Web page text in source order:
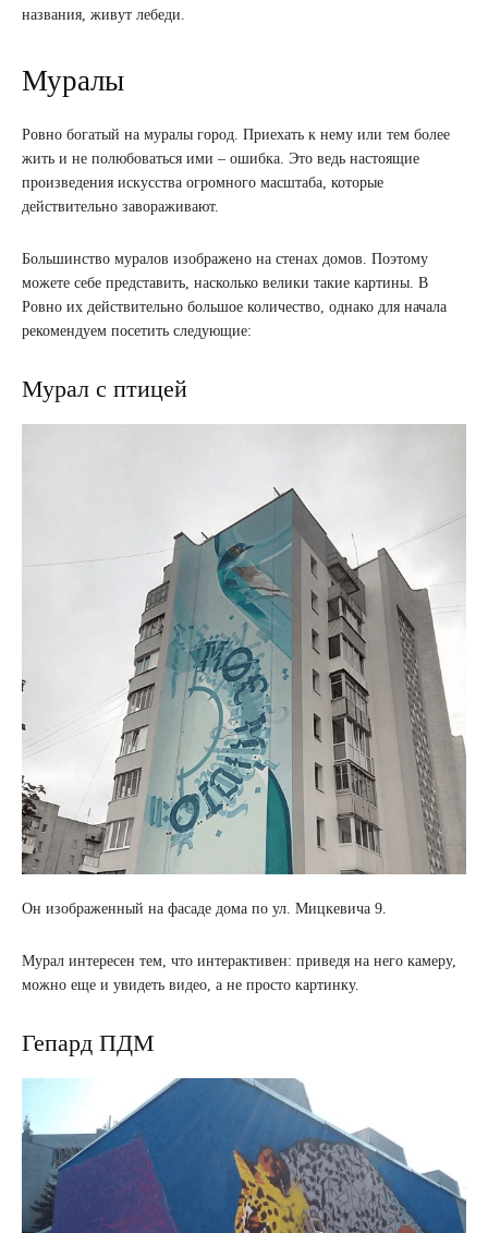
названия, живут лебеди.
Муралы
Ровно богатый на муралы город. Приехать к нему или тем более
жить и не полюбоваться ими – ошибка. Это ведь настоящие
произведения искусства огромного масштаба, которые
действительно завораживают.
Большинство муралов изображено на стенах домов. Поэтому
можете себе представить, насколько велики такие картины. В
Ровно их действительно большое количество, однако для начала
рекомендуем посетить следующие:
Мурал с птицей
Он изображенный на фасаде дома по ул. Мицкевича 9.
Мурал интересен тем, что интерактивен: приведя на него камеру,
можно еще и увидеть видео, а не просто картинку.
Гепард ПДМ